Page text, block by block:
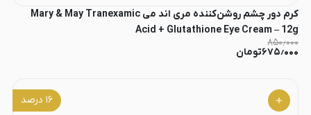
کرم دور چشم روشن‌کننده مری اند می Mary & May Tranexamic
Acid + Glutathione Eye Cream – 12g
۸۵۰٫۰۰۰
۶۷۵٫۰۰۰تومان
۱۶ درصد